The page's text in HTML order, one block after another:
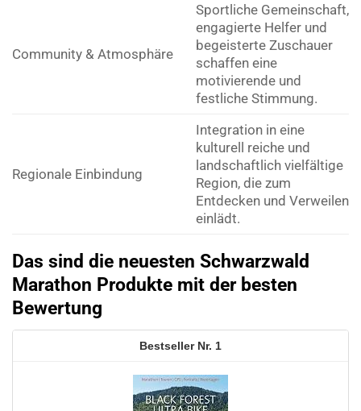
Community & Atmosphäre
Sportliche Gemeinschaft,
engagierte Helfer und
begeisterte Zuschauer
schaffen eine
motivierende und
festliche Stimmung.
Regionale Einbindung
Integration in eine
kulturell reiche und
landschaftlich vielfältige
Region, die zum
Entdecken und Verweilen
einlädt.
Das sind die neuesten Schwarzwald
Marathon Produkte mit der besten
Bewertung
1